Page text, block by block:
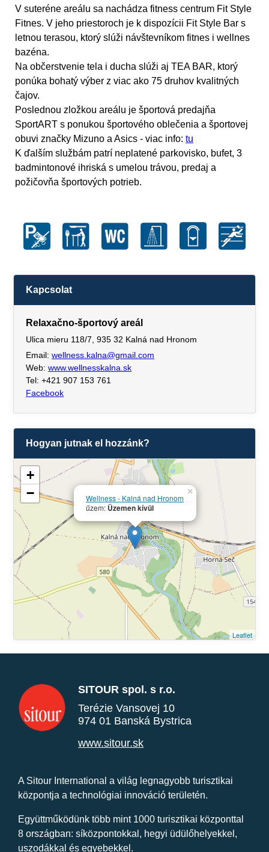
V suteréne areálu sa nachádza fitness centrum Fit Style
Fitnes. V jeho priestoroch je k dispozícii Fit Style Bar s
letnou terasou, ktorý slúži návštevníkom fitnes i wellnes
bazéna.
Na občerstvenie tela i ducha slúži aj TEA BAR, ktorý
ponúka bohatý výber z viac ako 75 druhov kvalitných
čajov.
Poslednou zložkou areálu je športová predajňa
SportART s ponukou športového oblečenia a športovej
obuvi značky Mizuno a Asics - viac info: tu
K ďalším službám patrí neplatené parkovisko, bufet, 3
badmintonové ihriská s umelou trávou, predaj a
požičovňa športových potrieb.
Kapcsolat
Relaxačno-športový areál
Ulica mieru 118/7, 935 32 Kalná nad Hronom
Email: wellness.kalna@gmail.com
Web: www.wellnesskalna.sk
Tel: +421 907 153 761
Facebook
Hogyan jutnak el hozzánk?
Wellness - Kalná nad Hronom
űzem: Üzemen kívül
×
+
−
Leaflet
SITOUR spol. s r.o.
Terézie Vansovej 10
974 01 Banská Bystrica
www.sitour.sk
A Sitour International a világ legnagyobb turisztikai
központja a technológiai innováció területén.
Együttműködünk több mint 1000 turisztikai központtal
8 országban: síközpontokkal, hegyi üdülőhelyekkel,
uszodákkal és egyebekkel.